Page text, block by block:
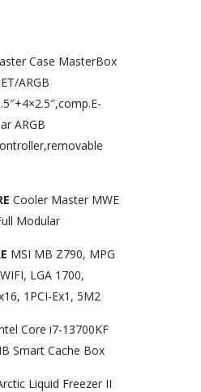
Case MasterBox
ARGB
ARGB
Cooler Master MWE
Modular
MSI MB Z790, MPG
LGA 1700,
1PCI-Ex1, 5M2
Core i7-13700KF
Smart Cache Box
Liquid Freezer II